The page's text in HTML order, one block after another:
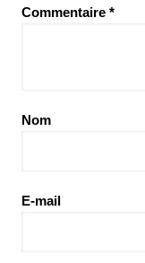
Commentaire *
Nom
E-mail